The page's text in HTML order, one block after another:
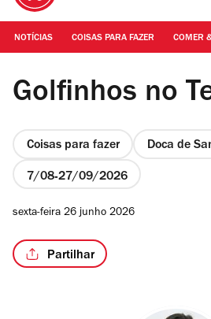
NOTÍCIAS COISAS PARA FAZER COMER
Foto Terra
Golfinhos no
Coisas para fazer Doca de
7/08 27/09/2026
sexta-feira 26 junho 2026
Partilhar